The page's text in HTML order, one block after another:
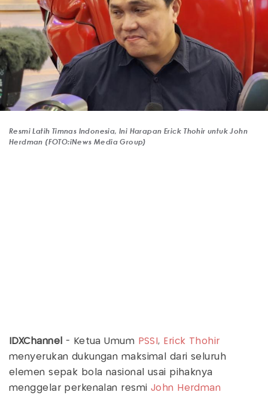
Resmi Latih Timnas Indonesia, Ini Harapan Erick Thohir untuk John
Herdman (FOTO:iNews Media Group)
IDXChannel - Ketua Umum PSSI , Erick Thohir
menyerukan dukungan maksimal dari seluruh
elemen sepak bola nasional usai pihaknya
menggelar perkenalan resmi John Herdman